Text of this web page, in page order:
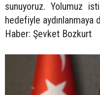
sunuyoruz. Yolumuz
hedefiyle aydınlanmaya
Haber: Şevket Bozkurt